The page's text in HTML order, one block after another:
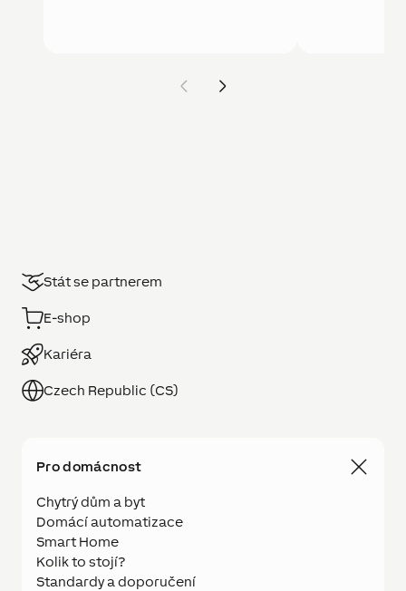
Stát se partnerem
E-shop
Kariéra
Czech Republic (CS)
Pro domácnost
Chytrý dům a byt
Domácí automatizace
Smart Home
Kolik to stojí?
Standardy a doporučení